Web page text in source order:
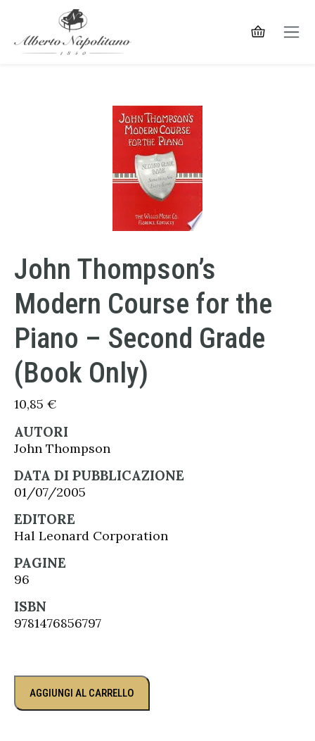
John Thompson’s
Modern Course for the
Piano – Second Grade
(Book Only)
10,85 €
AUTORI
John Thompson
DATA DI PUBBLICAZIONE
01/07/2005
EDITORE
Hal Leonard Corporation
PAGINE
96
ISBN
9781476856797
AGGIUNGI AL CARRELLO